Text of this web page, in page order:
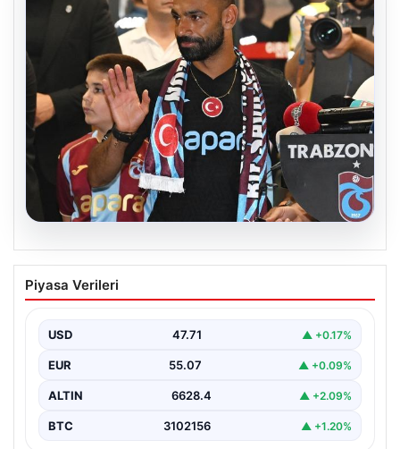
06.08.2026
İşte Muhammed Salah’ın ilk sözleri
Piyasa Verileri
USD 47.71 ▲ +0.17%
EUR 55.07 ▲ +0.09%
ALTIN 6628.4 ▲ +2.09%
BTC 3102156 ▲ +1.20%